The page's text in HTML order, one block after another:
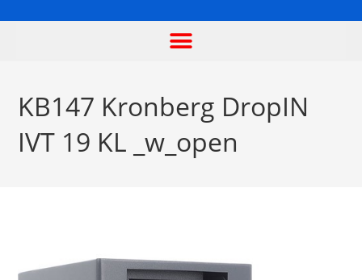
KB147 Kronberg DropIN
IVT 19 KL _w_open